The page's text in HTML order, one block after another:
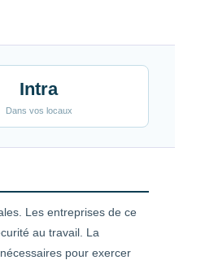
Intra
Dans vos locaux
Les entreprises de ce
au travail. La
pour exercer